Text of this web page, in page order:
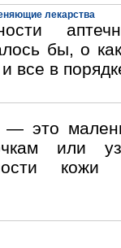
лекарства
бы, о
все в
— это
или
кожи